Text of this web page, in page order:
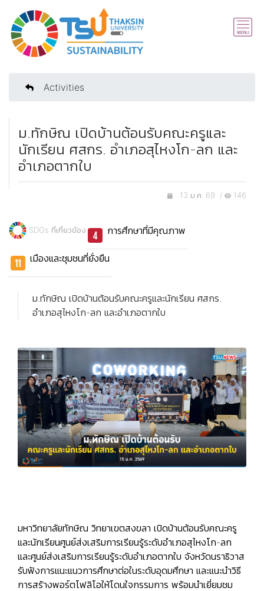
Activities
ม.ทักษิณ เปิดบ้านต้อนรับคณะครูและ
นักเรียน ศสกร. อำเภอสุไหงโก-ลก และ
อำเภอตากใบ
13 ม.ค. 69 / 146
SDGs ที่เกี่ยวข้อง การศึกษาที่มีคุณภาพ
เมืองและชุมชนที่ยั่งยืน
ม.ทักษิณ เปิดบ้านต้อนรับคณะครูและนักเรียน ศสกร.
อำเภอสุไหงโก-ลก และอำเภอตากใบ
มหาวิทยาลัยทักษิณ วิทยาเขตสงขลา เปิดบ้านต้อนรับคณะครู
และนักเรียนศูนย์ส่งเสริมการเรียนรู้ระดับอำเภอสุไหงโก-ลก
และศูนย์ส่งเสริมการเรียนรู้ระดับอำเภอตากใบ จังหวัดนราธิวาส
รับฟังการแนะแนวการศึกษาต่อในระดับอุดมศึกษา และแนะนำวิธี
การสร้างพอร์ตโฟลิโอให้โดนใจกรรมการ พร้อมนำเยี่ยมชม